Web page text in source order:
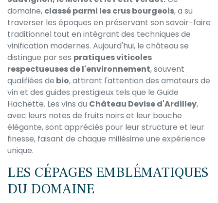
domaine, classé parmi les crus bourgeois, a su
traverser les époques en préservant son savoir-faire
traditionnel tout en intégrant des techniques de
vinification modernes. Aujourd'hui, le château se
distingue par ses pratiques viticoles
respectueuses de l'environnement, souvent
qualifiées de bio, attirant l'attention des amateurs de
vin et des guides prestigieux tels que le Guide
Hachette. Les vins du Château Devise d'Ardilley,
avec leurs notes de fruits noirs et leur bouche
élégante, sont appréciés pour leur structure et leur
finesse, faisant de chaque millésime une expérience
unique.
LES CÉPAGES EMBLÉMATIQUES
DU DOMAINE